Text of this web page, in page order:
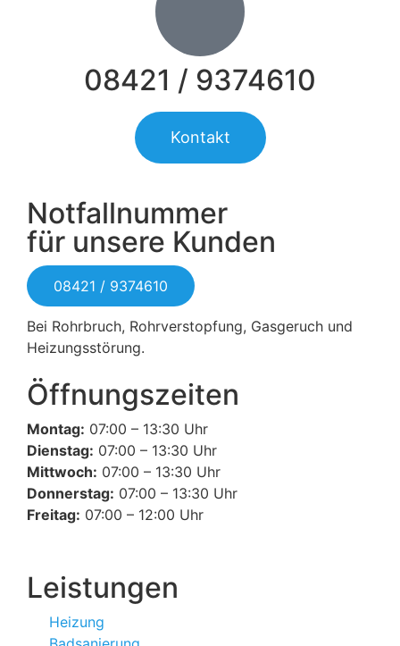
08421 / 9374610
Kontakt
Notfallnummer
für unsere Kunden
08421 / 9374610
Bei Rohrbruch, Rohrverstopfung, Gasgeruch und
Heizungsstörung.
Öffnungszeiten
Montag: 07:00 – 13:30 Uhr
Dienstag: 07:00 – 13:30 Uhr
Mittwoch: 07:00 – 13:30 Uhr
Donnerstag: 07:00 – 13:30 Uhr
Freitag: 07:00 – 12:00 Uhr
Leistungen
Heizung